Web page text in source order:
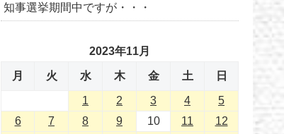
知事選挙期間中ですが・・・
2023年11月
月 火 水 木 金 土 日
1 2 3 4
5
6
7 8 9 10 11
12